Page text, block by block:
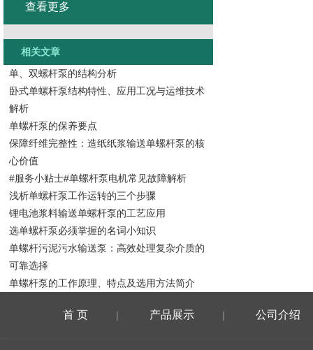
查看更多
相关文章
单、双螺杆泵的结构分析
卧式单螺杆泵结构特性、应用工况与运维技术
解析
单螺杆泵的保养要点
保障纤维完整性：造纸纸浆输送单螺杆泵的核
心价值
#服务小贴士#单螺杆泵电机常见故障解析
浅析单螺杆泵工作运转的三个步骤
锂电池浆料输送单螺杆泵的工艺应用
选单螺杆泵必须掌握的名词小知识
单螺杆污泥污水输送泵：高效处理复杂介质的
可靠选择
单螺杆泵的工作原理、特点及选用方法简介
首 页 | 产品展示 | 公司介绍